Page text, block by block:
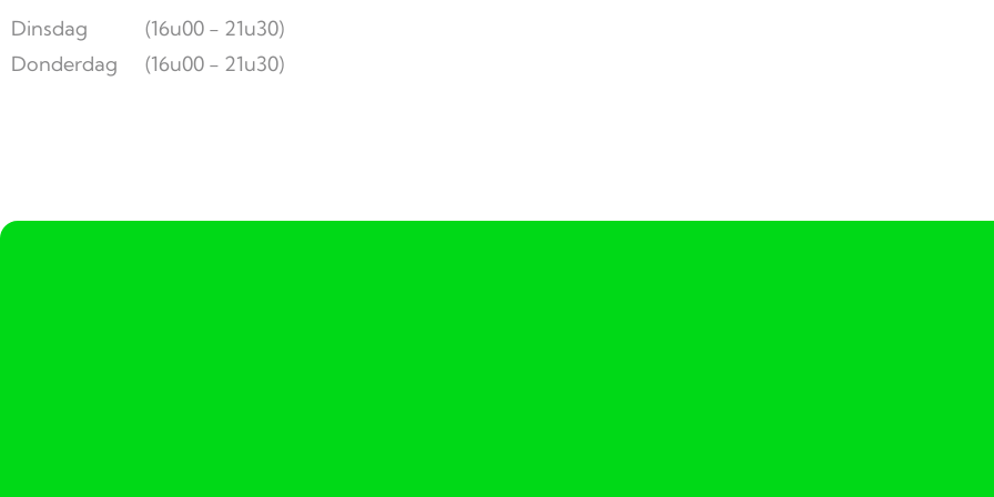
Dinsdag
(16u00 - 21u30)
Donderdag
(16u00 - 21u30)